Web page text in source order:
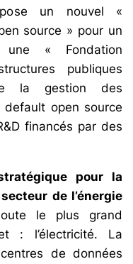
un nouvel «
source » pour un
une « Fondation
publiques
la gestion des
open source
financés par des
pour la
de l’énergie
le plus grand
: l’électricité. La
de données